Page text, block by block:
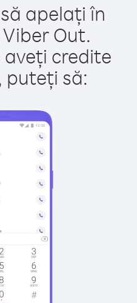
apelați în
Out.
credite
puteți să: